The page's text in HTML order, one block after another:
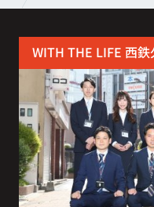
WITH THE LIFE 西